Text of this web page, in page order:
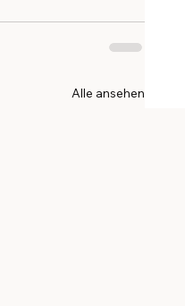
Alle ansehen